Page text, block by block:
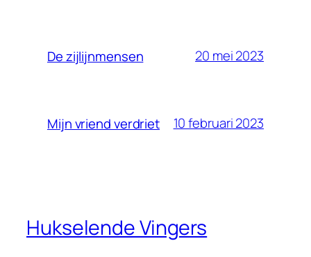
De zijlijnmensen 20 mei 2023
Mijn vriend verdriet 10 februari 2023
Hukselende Vingers